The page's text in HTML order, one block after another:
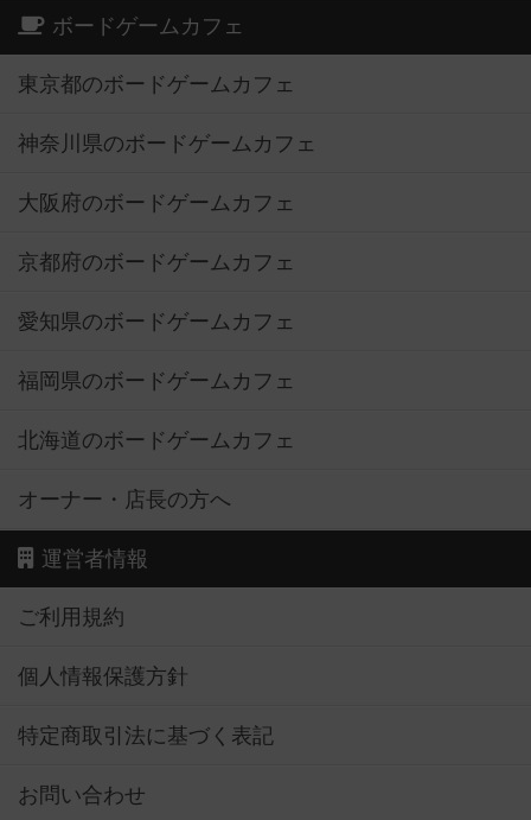
ボードゲームカフェ
東京都のボードゲームカフェ
神奈川県のボードゲームカフェ
大阪府のボードゲームカフェ
京都府のボードゲームカフェ
愛知県のボードゲームカフェ
福岡県のボードゲームカフェ
北海道のボードゲームカフェ
オーナー・店長の方へ
運営者情報
ご利用規約
個人情報保護方針
特定商取引法に基づく表記
お問い合わせ